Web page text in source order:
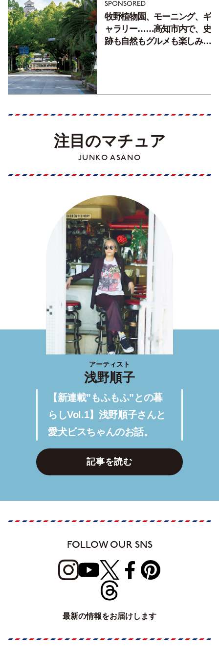
SPONSORED
牧野植物園、モーニング、ギ
ャラリー……高知市内で、史
跡も自然もグルメも楽しみ尽
注目のマチュア
JUNKO ASANO
アーティスト
浅野順子
【新連載”もふもふ”との暮
らしVol.1】浅野順子さんと
愛犬ビスちゃんのお話。
記事を読む
FOLLOW OUR SNS
最新の情報をお届けします